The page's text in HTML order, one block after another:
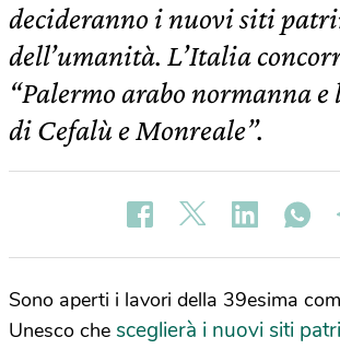
decideranno i nuovi siti
dell’umanità. L’Italia
“Palermo arabo normanna
di Cefalù e Monreale”.
Sono aperti i lavori della 39esima
Unesco che sceglierà i nuovi siti